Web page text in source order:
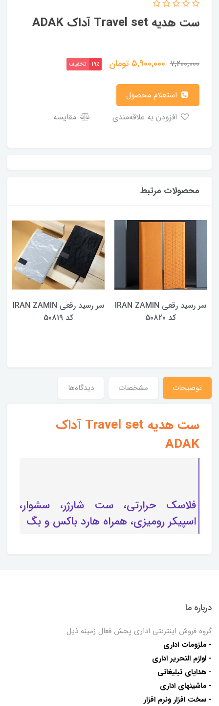
ست هدیه Travel set آداک ADAK
7,200,000
5,900,000 تومان 19٪ تخفیف
مقایسه
محصولات مرتبط
سر رسید رقعی IRAN ZAMIN
کد 50820
سر رسید رقعی IRAN ZAMIN
کد 50819
توضیحات مشخصات دیدگاه‌ها
ست هدیه Travel set آداک
ADAK
فلاسک حرارتی، ست شارژر، سشوار،
اسپیکر رومیزی، همراه هارد باکس و بگ
درباره ما
گروه فروش اینترنتی اداری پخش فعال زمینه ذیل
- ملزومات اداری
- لوازم التحریر اداری
- هدایای تبلیغاتی
- ماشینهای اداری
- سخت افزار ونرم افزار